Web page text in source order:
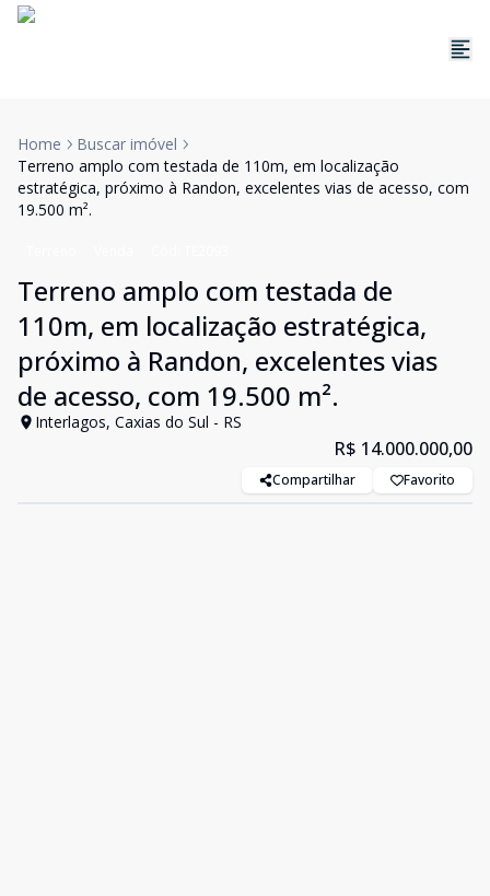
Home
Buscar imóvel
Terreno amplo com testada de 110m, em localização
estratégica, próximo à Randon, excelentes vias de acesso, com
19.500 m².
Terreno amplo com testada de
110m, em localização estratégica,
próximo à Randon, excelentes vias
de acesso, com 19.500 m².
Interlagos, Caxias do Sul - RS
R$ 14.000.000,00
Compartilhar Favorito